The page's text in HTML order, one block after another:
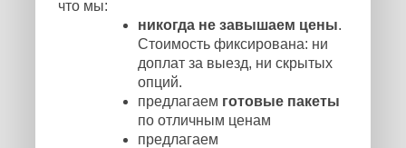
что мы:
никогда не завышаем цены.
Стоимость фиксирована: ни
доплат за выезд, ни скрытых
опций.
предлагаем готовые пакеты
по отличным ценам
предлагаем